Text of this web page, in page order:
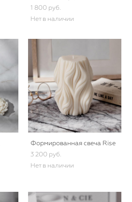
1 800 pуб.
Нет в наличии
Формированная свеча Rise
3 200 pуб.
Нет в наличии